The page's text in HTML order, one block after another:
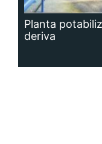
Planta
deriva